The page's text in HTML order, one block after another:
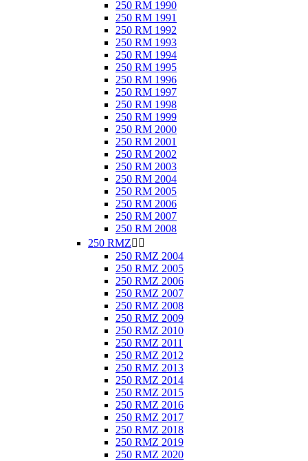
250 RM 1990
250 RM 1991
250 RM 1992
250 RM 1993
250 RM 1994
250 RM 1995
250 RM 1996
250 RM 1997
250 RM 1998
250 RM 1999
250 RM 2000
250 RM 2001
250 RM 2002
250 RM 2003
250 RM 2004
250 RM 2005
250 RM 2006
250 RM 2007
250 RM 2008
250 RMZ 
250 RMZ 2004
250 RMZ 2005
250 RMZ 2006
250 RMZ 2007
250 RMZ 2008
250 RMZ 2009
250 RMZ 2010
250 RMZ 2011
250 RMZ 2012
250 RMZ 2013
250 RMZ 2014
250 RMZ 2015
250 RMZ 2016
250 RMZ 2017
250 RMZ 2018
250 RMZ 2019
250 RMZ 2020